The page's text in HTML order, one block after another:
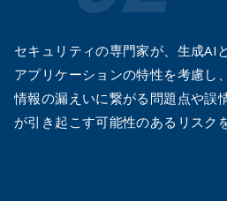
セキュリティの専門家が、生成AI
アプリケーションの特性を考慮し
情報の漏えいに繋がる問題点や誤
が引き起こす可能性のあるリスク